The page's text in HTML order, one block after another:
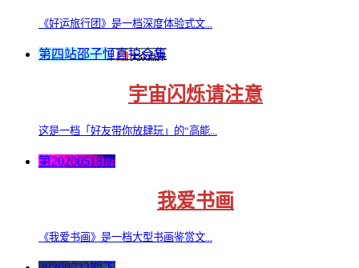
《好运旅行团》是一档深度体验式文...
第四站邵子恒直拍合集
宇宙闪烁请注意
这是一档「好友带你放肆玩」的“高能...
第20200518期
我爱书画
《我爱书画》是一档大型书画鉴赏文...